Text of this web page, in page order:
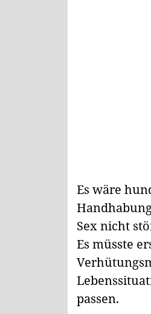
Es wäre
Sex nicht
Es müsste
passen.